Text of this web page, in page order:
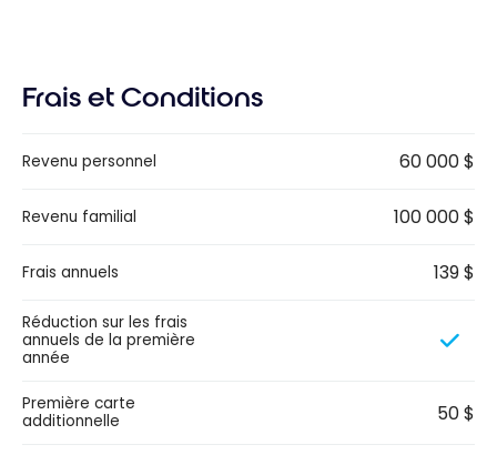
Frais et Conditions
Revenu personnel 60 000 $
Revenu familial 100 000 $
Frais annuels 139 $
Réduction sur les frais
annuels de la première
année
Première carte
additionnelle
50 $